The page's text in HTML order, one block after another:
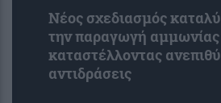
Νέος σχεδιασμός
την παραγωγή αμμωνίας
καταστέλλοντας
αντιδράσεις